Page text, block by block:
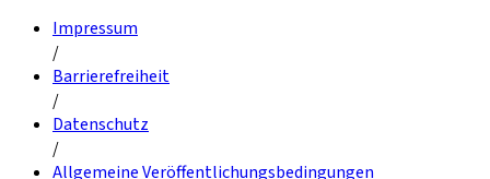
Impressum
/
Barrierefreiheit
/
Datenschutz
/
Allgemeine Veröffentlichungsbedingungen